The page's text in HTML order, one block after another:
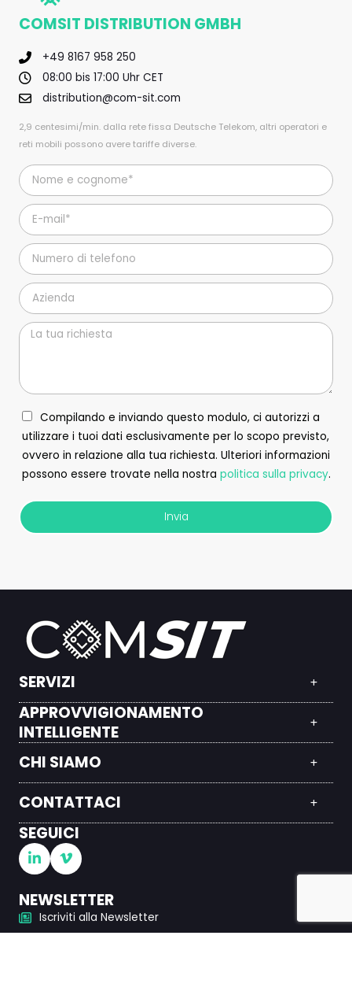
COMSIT DISTRIBUTION GMBH
+49 8167 958 250
08:00 bis 17:00 Uhr CET
distribution@com-sit.com
2,9 centesimi/min. dalla rete fissa Deutsche Telekom, altri operatori e
reti mobili possono avere tariffe diverse.
Compilando e inviando questo modulo, ci autorizzi a
utilizzare i tuoi dati esclusivamente per lo scopo previsto,
ovvero in relazione alla tua richiesta. Ulteriori informazioni
possono essere trovate nella nostra politica sulla privacy.
Invia
SERVIZI
APPROVVIGIONAMENTO
INTELLIGENTE
CHI SIAMO
CONTATTACI
SEGUICI
NEWSLETTER
Iscriviti alla Newsletter